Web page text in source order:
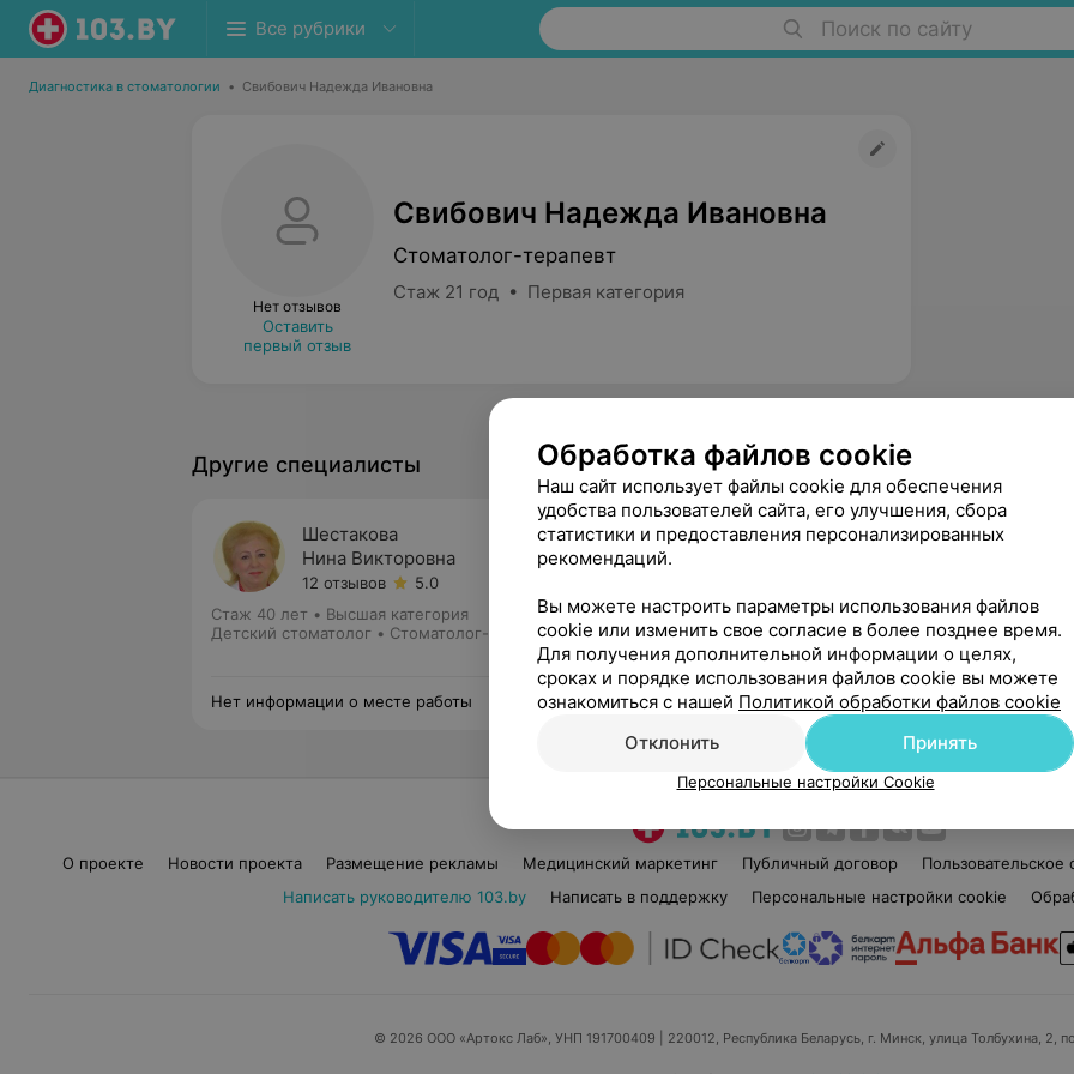
Все рубрики Поиск по сайту
Диагностика в стоматологии • Свибович Надежда Ивановна
Нет отзывов
Оставить
первый отзыв
Свибович Надежда Ивановна
Стоматолог-терапевт
Стаж 21 год • Первая категория
Другие специалисты
Шестакова
Нина Викторовна
12 отзывов
5.0
Стаж 40 лет • Высшая категория
Детский стоматолог • Стоматолог-терапевт
Нет информации о месте работы
Сидоренко
Стаж 40 лет•Высшая категория
Стоматолог-терапевт • Стоматолог
Нет информации о месте работы
О проекте Новости проекта Размещение рекламы Медицинский маркетинг Публичный договор Пользовательское
Написать руководителю 103.by
Написать в поддержку Персональные настройки cookie
© 2026 ООО «Артокс Лаб», УНП 191700409 | 220012, Республика Беларусь, г. Минск, улица Толбухина, 2,
Обработка файлов cookie
Наш сайт использует файлы cookie для обеспечения
удобства пользователей сайта, его улучшения, сбора
статистики и предоставления персонализированных
рекомендаций.
Вы можете настроить параметры использования файлов
cookie или изменить свое согласие в более позднее время.
Для получения дополнительной информации о целях,
сроках и порядке использования файлов cookie вы можете
ознакомиться с нашей Политикой обработки файлов cookie
Отклонить
Принять
Персональные настройки Cookie